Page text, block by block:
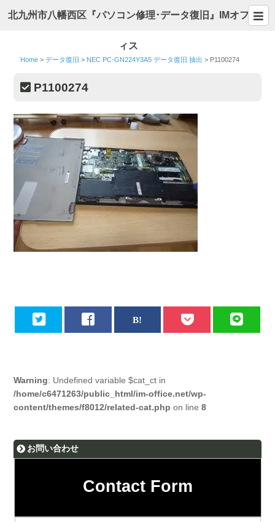
北九州市八幡西区『パソコン修理･データ復旧』IMオフ
ィス
Home >データ復旧 > NEC PC-GN224Y3A5 データ復旧 抽出 > P1100274
P1100274
Warning: Undefined variable $cat_ct in
/home/c6471263/public_html/im-office.net/wp-
content/themes/f8012/related-cat.php on line8
お問い合わせ
Contact Form